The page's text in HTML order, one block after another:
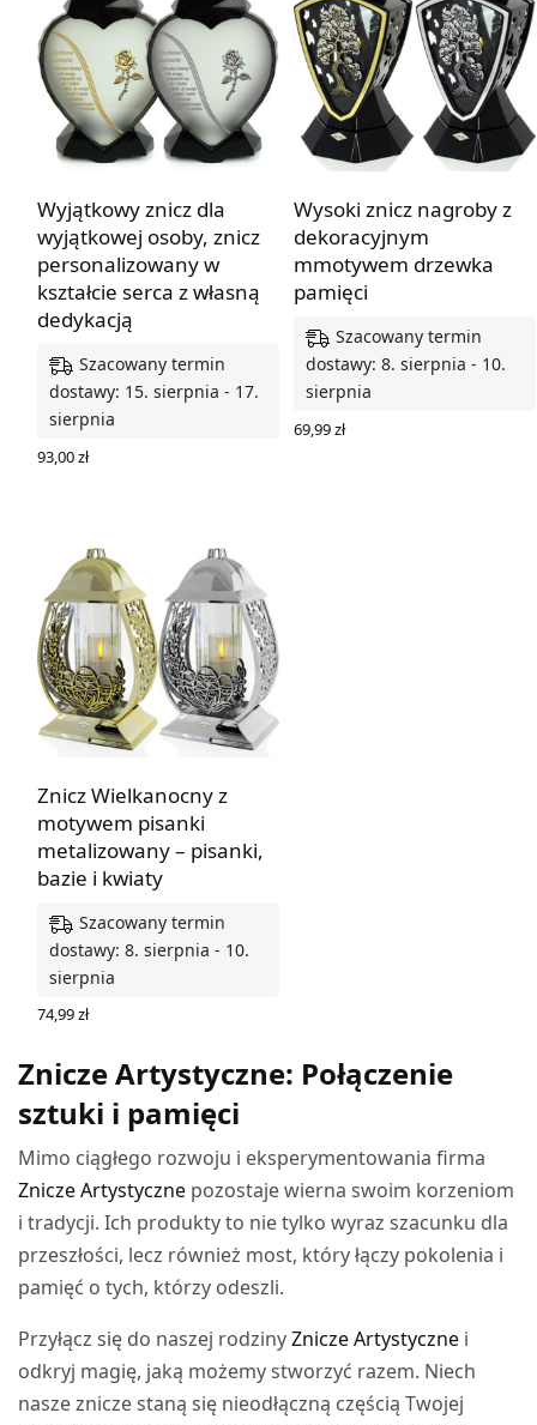
Wyjątkowy znicz dla
wyjątkowej osoby, znicz
personalizowany w
kształcie serca z własną
dedykacją
Szacowany termin
dostawy: 15. sierpnia - 17.
sierpnia
93,00zł
Wysoki znicz nagroby z
dekoracyjnym
mmotywem drzewka
pamięci
Szacowany termin
dostawy: 8. sierpnia - 10.
sierpnia
69,99zł
Znicz Wielkanocny z
motywem pisanki
metalizowany – pisanki,
bazie i kwiaty
Szacowany termin
dostawy: 8. sierpnia - 10.
sierpnia
74,99zł
Znicze Artystyczne: Połączenie
sztuki i pamięci
Mimo ciągłego rozwoju i eksperymentowania firma
Znicze Artystyczne pozostaje wierna swoim korzeniom
i tradycji. Ich produkty to nie tylko wyraz szacunku dla
przeszłości, lecz również most, który łączy pokolenia i
pamięć o tych, którzy odeszli.
Przyłącz się do naszej rodzinyZnicze Artystyczne i
odkryj magię, jaką możemy stworzyć razem. Niech
nasze znicze staną się nieodłączną częścią Twojej